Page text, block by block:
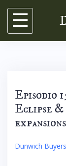
Skip
content
Episodio
Eclipse
Dunwich